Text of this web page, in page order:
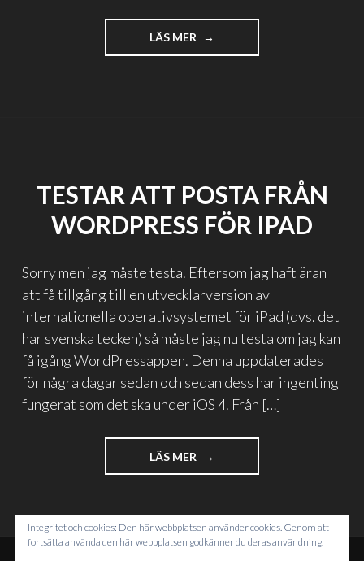
LÄS MER "LUCKA
11:
TESTAR ATT POSTA FRÅN
WORDPRESS FÖR IPAD
Sorry men jag måste testa. Eftersom jag haft äran
att få tillgång till en utvecklarversion av
internationella operativsystemet för iPad (dvs. det
har svenska tecken) så måste jag nu testa om jag kan
få igång WordPressappen. Denna uppdaterades
för några dagar sedan och sedan dess har ingenting
fungerat som det ska under iOS 4. Från […]
LÄS MER
"TESTAR
ATT
WORDPRESS
FÖR
Integritet och cookies: Den här webbplatsen använder cookies. Genom att
fortsätta använda den här webbplatsen godkänner du deras användning.